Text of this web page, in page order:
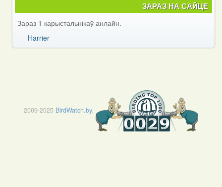
ЗАРАЗ НА САЙЦЕ
Зараз 1 карыстальнікаў анлайн.
Harrier
2009-2025 BirdWatch.by.